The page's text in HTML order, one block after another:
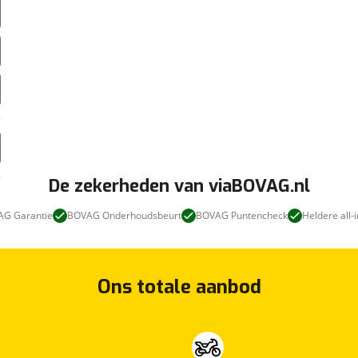
De zekerheden van viaBOVAG.nl
Garantie BOVAG Onderhoudsbeurt BOVAG Puntencheck Heldere all-
Ons totale aanbod